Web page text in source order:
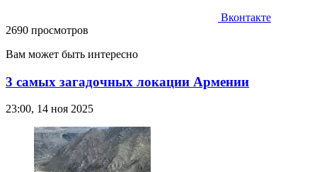
Вконтакте
2690 просмотров
Вам может быть интересно
3 самых загадочных локации Армении
23:00, 14 ноя 2025